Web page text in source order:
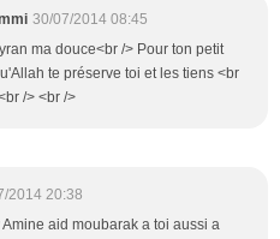
30/07/2014 08:45
ma douce<br /> Pour ton petit
te préserve toi et les tiens <br
/> <br />
2014 20:38
aid moubarak a toi aussi a